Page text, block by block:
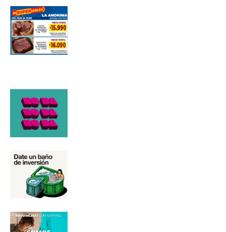
Apellidos
Número de teléfono